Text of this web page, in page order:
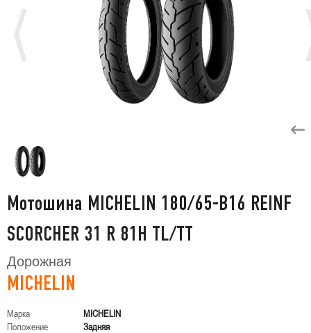
Мотошина MICHELIN 180/65-B16 REINF
SCORCHER 31 R 81H TL/TT
Дорожная
MICHELIN
Марка
MICHELIN
Положение
Задняя